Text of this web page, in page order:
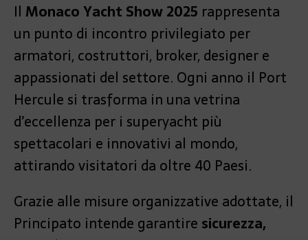
Il Monaco Yacht Show 2025 rappresenta
un punto di incontro privilegiato per
armatori, costruttori, broker, designer e
appassionati del settore. Ogni anno il Port
Hercule si trasforma in una vetrina
d’eccellenza per i superyacht più
spettacolari e innovativi al mondo,
attirando visitatori da oltre 40 Paesi.
Grazie alle misure organizzative adottate, il
Principato intende garantire sicurezza,